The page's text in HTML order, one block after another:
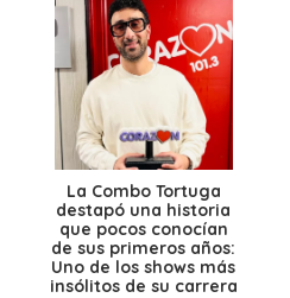
La Combo Tortuga
destapó una historia
que pocos conocían
de sus primeros años:
Uno de los shows más
insólitos de su carrera